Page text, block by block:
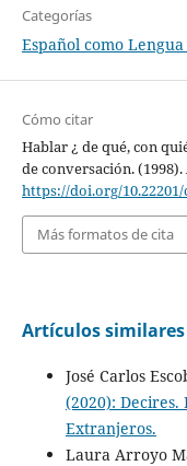
Categorías
Español como
Cómo citar
Hablar ¿ de qué, con
de conversación. (1998).
https://doi.org/10.22201/
Más formatos de cita
Artículos similares
José Carlos
(2020): Decires.
Extranjeros.
Laura Arroyo